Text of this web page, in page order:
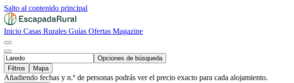
Salto al contenido principal
Inicio Casas Rurales Guías Ofertas Magazine
Opciones de búsqueda
Filtros
Mapa
Añadiendo fechas y n.º de personas podrás ver el precio exacto para cada alojamiento.